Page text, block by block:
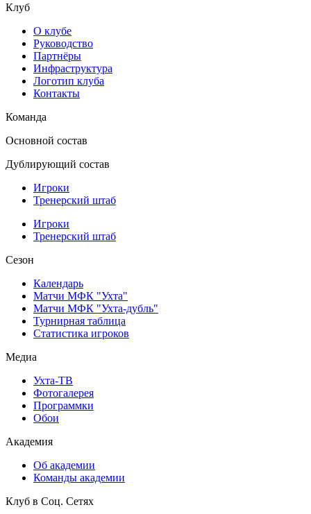
Клуб
О клубе
Руководство
Партнёры
Инфраструктура
Логотип клуба
Контакты
Команда
Основной состав
Дублирующий состав
Игроки
Тренерский штаб
Игроки
Тренерский штаб
Сезон
Календарь
Матчи МФК "Ухта"
Матчи МФК "Ухта-дубль"
Турнирная таблица
Статистика игроков
Медиа
Ухта-ТВ
Фотогалерея
Программки
Обои
Академия
Об академии
Команды академии
Клуб в Соц. Сетях